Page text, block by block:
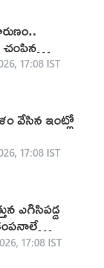
చంపిన
17:08 IST
వేసిన ఇంట్లో
17:08 IST
ఎగిసిపడ్డ
17:08 IST